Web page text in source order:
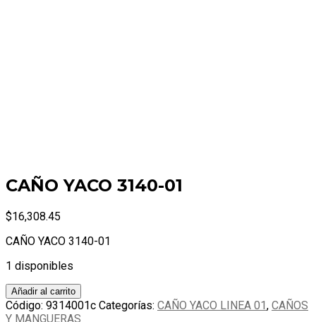
CAÑO YACO 3140-01
$16,308.45
CAÑO YACO 3140-01
1 disponibles
CAÑO
YACO
3140-
Añadir al carrito
Código: 9314001c Categorías: CAÑO YACO LINEA 01, CAÑOS
Y MANGUERAS